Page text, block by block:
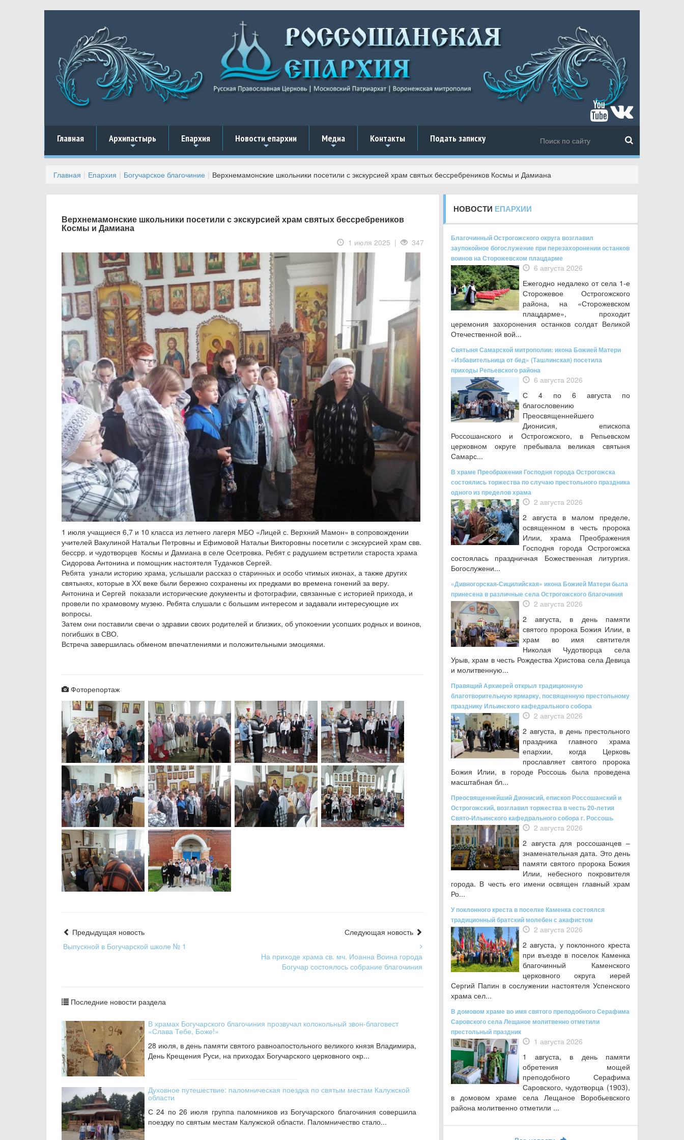
Главная
+
Архипастырь
+
Епархия
+
Новости епархии
+
Медиа
+
Контакты Подать записку
Главная Епархия Богучарское благочиние Верхнемамонские школьники посетили с экскурсией храм святых бессребреников Космы и Дамиана
Верхнемамонские школьники посетили с экскурсией храм святых бессребреников
Космы и Дамиана
1 июля 2025 | 347
1 июля учащиеся 6,7 и 10 класса из летнего лагеря МБО «Лицей с. Верхний Мамон» в сопровождении
учителей Вакулиной Натальи Петровны и Ефимовой Натальи Викторовны посетили с экскурсией храм свв.
бессрр. и чудотворцев Космы и Дамиана в селе Осетровка. Ребят с радушием встретили староста храма
Сидорова Антонина и помощник настоятеля Тудачков Сергей.
Ребята узнали историю храма, услышали рассказ о старинных и особо чтимых иконах, а также других
святынях, которые в ХХ веке были бережно сохранены их предками во времена гонений за веру.
Антонина и Сергей показали исторические документы и фотографии, связанные с историей прихода, и
провели по храмовому музею. Ребята слушали с большим интересом и задавали интересующие их
вопросы.
Затем они поставили свечи о здравии своих родителей и близких, об упокоении усопших родных и воинов,
погибших в СВО.
Встреча завершилась обменом впечатлениями и положительными эмоциями.
Фоторепортаж
Предыдущая новость
Выпускной в Богучарской школе № 1
Следующая новость
На приходе храма св. мч. Иоанна Воина города
Богучар состоялось собрание благочиния
Последние новости раздела
В храмах Богучарского благочиния прозвучал колокольный звон-благовест
«Слава Тебе, Боже!»
28 июля, в день памяти святого равноапостольного великого князя Владимира,
День Крещения Руси, на приходах Богучарского церковного окр...
Духовное путешествие: паломническая поездка по святым местам Калужской
области
С 24 по 26 июля группа паломников из Богучарского благочиния совершила
поездку по святым местам Калужской области. Паломничество стало...
НОВОСТИ ЕПАРХИИ
Благочинный Острогожского округа возглавил
заупокойное богослужение при перезахоронении останков
воинов на Сторожевском плацдарме
6 августа 2026
Ежегодно недалеко от села 1-е
Сторожевое Острогожского
района, на «Сторожевском
плацдарме», проходит
церемония захоронения останков солдат Великой
Отечественной вой...
Святыня Самарской митрополии: икона Божией Матери
«Избавительница от бед» (Ташлинская) посетила
приходы Репьевского района
6 августа 2026
С 4 по 6 августа по
благословению
Преосвященнейшего
Дионисия, епископа
Россошанского и Острогожского, в Репьевском
церковном округе пребывала великая святыня
Самарс...
В храме Преображения Господня города Острогожска
состоялись торжества по случаю престольного праздника
одного из пределов храма
2 августа 2026
2 августа в малом пределе,
освященном в честь пророка
Илии, храма Преображения
Господня города Острогожска
состоялась праздничная Божественная литургия.
Богослужени...
«Дивногорская-Сицилийская» икона Божией Матери была
принесена в различные села Острогожского благочиния
2 августа 2026
2 августа, в день памяти
святого пророка Божия Илии, в
храм во имя святителя
Николая Чудотворца села
Урыв, храм в честь Рождества Христова села Девица
и молитвенную...
Правящий Архиерей открыл традиционную
благотворительную ярмарку, посвященную престольному
празднику Ильинского кафедрального собора
2 августа 2026
2 августа, в день престольного
праздника главного храма
епархии, когда Церковь
прославляет святого пророка
Божия Илии, в городе Россошь была проведена
масштабная бл...
Преосвященнейший Дионисий, епископ Россошанский и
Острогожский, возглавил торжества в честь 20-летия
Свято-Ильинского кафедрального собора г. Россошь
2 августа 2026
2 августа для россошанцев –
знаменательная дата. Это день
памяти святого пророка Божия
Илии, небесного покровителя
города. В честь его имени освящен главный храм
Ро...
У поклонного креста в поселке Каменка состоялся
традиционный братский молебен с акафистом
2 августа 2026
2 августа, у поклонного креста
при въезде в поселок Каменка
благочинный Каменского
церковного округа иерей
Сергий Папин в сослужении настоятеля Успенского
храма сел...
В домовом храме во имя святого преподобного Серафима
Саровского села Лещаное молитвенно отметили
престольный праздник
1 августа 2026
1 августа, в день памяти
обретения мощей
преподобного Серафима
Саровского, чудотворца (1903),
в домовом храме села Лещаное Воробьевского
района молитвенно отметили ...